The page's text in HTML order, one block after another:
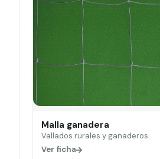
Malla ganadera
Vallados rurales y ganaderos.
Ver ficha